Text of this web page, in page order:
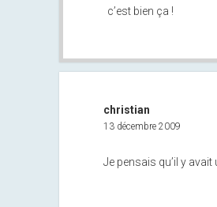
c’est bien ça !
christian
13 décembre 2009
Je pensais qu’il y